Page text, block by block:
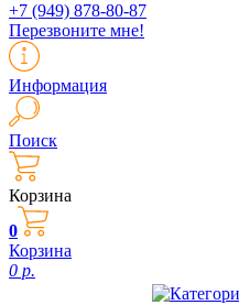
+7 (949) 878-80-87
Перезвоните мне!
Информация
Поиск
Корзина
0
Корзина
0 р.